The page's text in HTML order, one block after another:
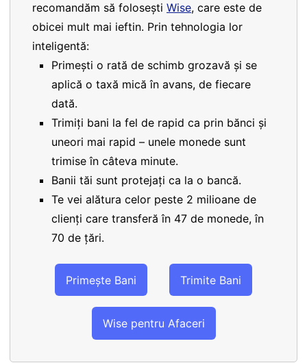
recomandăm să folosești Wise, care este de
obicei mult mai ieftin. Prin tehnologia lor
inteligentă:
Primești o rată de schimb grozavă și se
aplică o taxă mică în avans, de fiecare
dată.
Trimiți bani la fel de rapid ca prin bănci și
uneori mai rapid – unele monede sunt
trimise în câteva minute.
Banii tăi sunt protejați ca la o bancă.
Te vei alătura celor peste 2 milioane de
clienți care transferă în 47 de monede, în
70 de țări.
Primește Bani Trimite Bani
Wise pentru Afaceri